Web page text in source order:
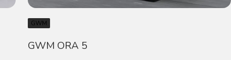
GWM
GWM ORA 5